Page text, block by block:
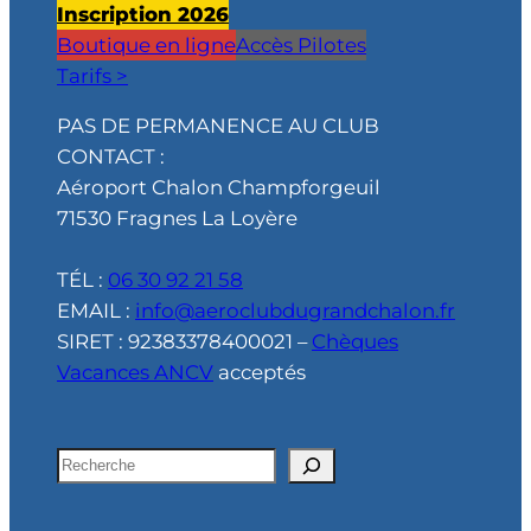
Inscription 2026
Boutique en ligneAccès Pilotes
Tarifs >
PAS DE PERMANENCE AU CLUB
CONTACT :
Aéroport Chalon Champforgeuil
71530 Fragnes La Loyère
TÉL : 06 30 92 21 58
EMAIL : info@aeroclubdugrandchalon.fr
SIRET : 92383378400021 – Chèques
Vacances ANCV acceptés
R